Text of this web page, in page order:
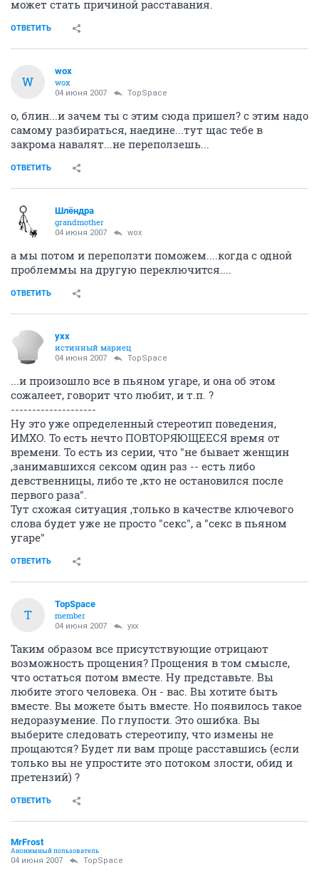
может стать причиной расставания.
ОТВЕТИТЬ
W
wox
wox
04 июня 2007 TopSpace
о, блин...и зачем ты с этим сюда пришел? с этим надо
самому разбираться, наедине...тут щас тебе в
закрома навалят...не переползешь...
ОТВЕТИТЬ
Шлёндра
grandmother
04 июня 2007 wox
а мы потом и переползти поможем....когда с одной
проблеммы на другую переключится....
ОТВЕТИТЬ
yxx
истинный мариец
04 июня 2007 TopSpace
...и произошло все в пьяном угаре, и она об этом
сожалеет, говорит что любит, и т.п. ?
--------------------
Ну это уже определенный стереотип поведения,
ИМХО. То есть нечто ПОВТОРЯЮЩЕЕСЯ время от
времени. То есть из серии, что "не бывает женщин
,занимавшихся сексом один раз -- есть либо
девственницы, либо те ,кто не остановился после
первого раза".
Тут схожая ситуация ,только в качестве ключевого
слова будет уже не просто "секс", а "секс в пьяном
угаре"
ОТВЕТИТЬ
T
TopSpace
member
04 июня 2007 yxx
Таким образом все присутствующие отрицают
возможность прощения? Прощения в том смысле,
что остаться потом вместе. Ну представьте. Вы
любите этого человека. Он - вас. Вы хотите быть
вместе. Вы можете быть вместе. Но появилось такое
недоразумение. По глупости. Это ошибка. Вы
выберите следовать стереотипу, что измены не
прощаются? Будет ли вам проще расставшись (если
только вы не упростите это потоком злости, обид и
претензий) ?
ОТВЕТИТЬ
MrFrost
Анонимный пользователь
04 июня 2007 TopSpace